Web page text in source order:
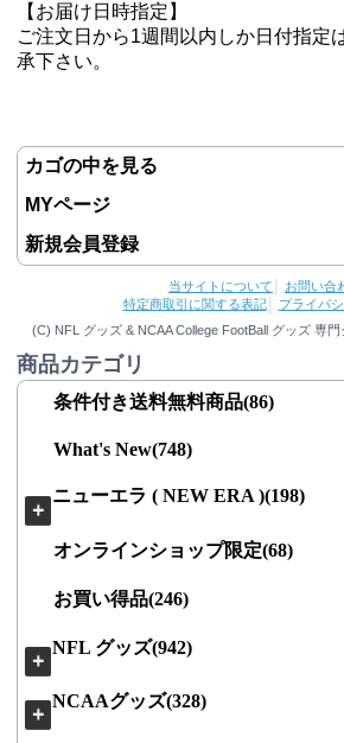
【お届け日時指定】
ご注文日から1週間以内しか日付指定
承下さい。
カゴの中を見る
MYページ
新規会員登録
当サイトについて
お問い合
特定商取引に関する表記│
プライバ
(C) NFL グッズ & NCAA College FootBall グッズ 専門
商品カテゴリ
条件付き送料無料商品(86)
What's New(748)
＋
ニューエラ ( NEW ERA )(198)
オンラインショップ限定(68)
お買い得品(246)
＋
NFL グッズ(942)
＋
NCAAグッズ(328)